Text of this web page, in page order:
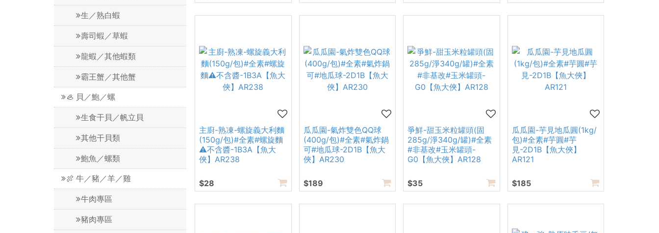
生／熟白蝦
壽司蝦／草蝦
龍蝦／其他蝦類
霸王蟹／其他蟹
🦪 貝／鮑／螺
生食干貝／帆立貝
其他干貝類
鮑魚／螺類
🍖 牛／豬／羊／雞
牛肉專區
豬肉專區
主廚-熟凍-螺旋義大利麵
(150g/包)#全素#螺旋麵
⚠️不含醬-1B3A【魚大
俠】AR238
$28
瓜瓜園-氣炸雙色QQ球
(400g/包)#全素#氣炸鍋
可#地瓜球-2D1B【魚大
俠】AR230
$189
爭鮮-甜玉米粒罐頭(固
285g/淨340g/罐)#全素
#非基改#玉米罐頭-
G0【魚大俠】AR128
$35
瓜瓜園-芋見地瓜圓(1kg/
包)#全素#芋圓#芋
見-2D1B【魚大俠】
AR121
$185